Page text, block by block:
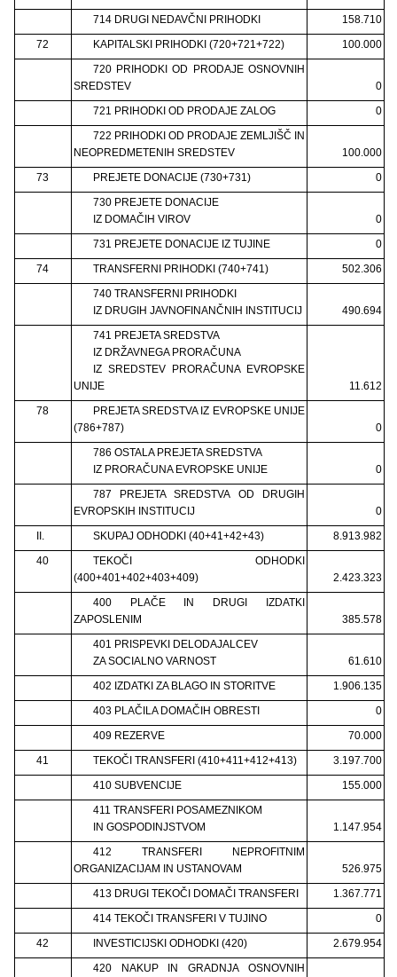
714 DRUGI NEDAVČNI PRIHODKI
158.710
72
KAPITALSKI PRIHODKI (720+721+722)
100.000
720 PRIHODKI OD PRODAJE OSNOVNIH
SREDSTEV
0
721 PRIHODKI OD PRODAJE ZALOG
0
722 PRIHODKI OD PRODAJE ZEMLJIŠČ IN
NEOPREDMETENIH SREDSTEV
100.000
73
PREJETE DONACIJE (730+731)
0
730 PREJETE DONACIJE
IZ DOMAČIH VIROV
0
731 PREJETE DONACIJE IZ TUJINE
0
74
TRANSFERNI PRIHODKI (740+741)
502.306
740 TRANSFERNI PRIHODKI
IZ DRUGIH JAVNOFINANČNIH INSTITUCIJ
490.694
741 PREJETA SREDSTVA
IZ DRŽAVNEGA PRORAČUNA
IZ SREDSTEV PRORAČUNA EVROPSKE
UNIJE
11.612
78
PREJETA SREDSTVA IZ EVROPSKE UNIJE
(786+787)
0
786 OSTALA PREJETA SREDSTVA
IZ PRORAČUNA EVROPSKE UNIJE
0
787 PREJETA SREDSTVA OD DRUGIH
EVROPSKIH INSTITUCIJ
0
II.
SKUPAJ ODHODKI (40+41+42+43)
8.913.982
40
TEKOČI ODHODKI
(400+401+402+403+409)
2.423.323
400 PLAČE IN DRUGI IZDATKI
ZAPOSLENIM
385.578
401 PRISPEVKI DELODAJALCEV
ZA SOCIALNO VARNOST
61.610
402 IZDATKI ZA BLAGO IN STORITVE
1.906.135
403 PLAČILA DOMAČIH OBRESTI
0
409 REZERVE
70.000
41
TEKOČI TRANSFERI (410+411+412+413)
3.197.700
410 SUBVENCIJE
155.000
411 TRANSFERI POSAMEZNIKOM
IN GOSPODINJSTVOM
1.147.954
412 TRANSFERI NEPROFITNIM
ORGANIZACIJAM IN USTANOVAM
526.975
413 DRUGI TEKOČI DOMAČI TRANSFERI
1.367.771
414 TEKOČI TRANSFERI V TUJINO
0
42
INVESTICIJSKI ODHODKI (420)
2.679.954
420 NAKUP IN GRADNJA OSNOVNIH